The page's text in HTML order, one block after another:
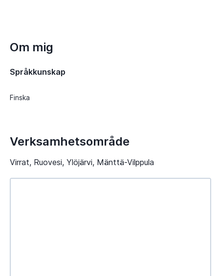
Om mig
Språkkunskap
Finska
Verksamhetsområde
Virrat, Ruovesi, Ylöjärvi, Mänttä-Vilppula